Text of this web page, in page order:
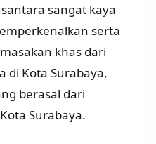
sangat kaya
serta
khas dari
di Kota Surabaya,
berasal dari
Surabaya.